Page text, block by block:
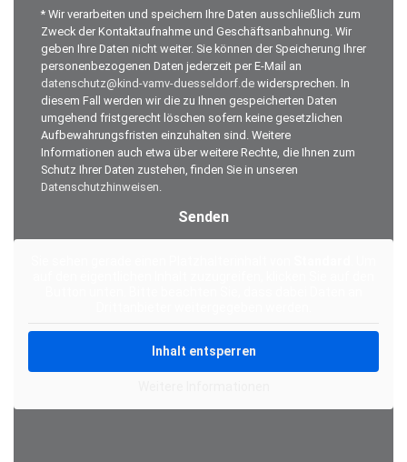
* Wir verarbeiten und speichern Ihre Daten ausschließlich zum
Zweck der Kontaktaufnahme und Geschäftsanbahnung. Wir
geben Ihre Daten nicht weiter. Sie können der Speicherung Ihrer
personenbezogenen Daten jederzeit per E-Mail an
datenschutz@kind-vamv-duesseldorf.de widersprechen. In
diesem Fall werden wir die zu Ihnen gespeicherten Daten
umgehend fristgerecht löschen sofern keine gesetzlichen
Aufbewahrungsfristen einzuhalten sind. Weitere
Informationen auch etwa über weitere Rechte, die Ihnen zum
Schutz Ihrer Daten zustehen, finden Sie in unseren
Datenschutzhinweisen.
Inhalt entsperren